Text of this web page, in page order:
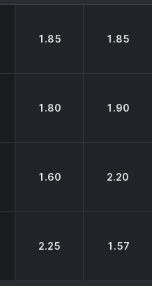
1.85 1.85
1.80 1.90
1.60 2.20
2.25 1.57